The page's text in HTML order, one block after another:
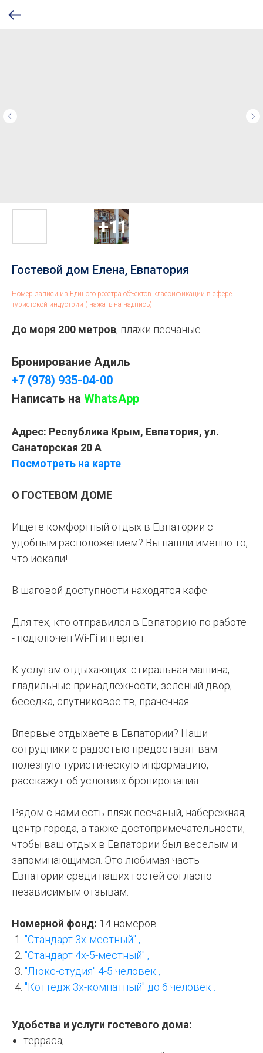
Гостевой дом Елена, Евпатория
Номер записи из Единого реестра объектов классификации в сфере
туристской индустрии ( нажать на надпись)
До моря 200 метров, пляжи песчаные.
Бронирование Адиль
+7 (978) 935-04-00
Написать на WhatsApp
Адрес: Республика Крым, Евпатория, ул.
Санаторская 20 А
Посмотреть на карте
О ГОСТЕВОМ ДОМЕ
Ищете комфортный отдых в Евпатории с
удобным расположением? Вы нашли именно то,
что искали!
В шаговой доступности находятся кафе.
Для тех, кто отправился в Евпаторию по работе
- подключен Wi-Fi интернет.
К услугам отдыхающих: стиральная машина,
гладильные принадлежности, зеленый двор,
беседка, спутниковое тв, прачечная.
Впервые отдыхаете в Евпатории? Наши
сотрудники с радостью предоставят вам
полезную туристическую информацию,
расскажут об условиях бронирования.
Рядом с нами есть пляж песчаный, набережная,
центр города, а также достопримечательности,
чтобы ваш отдых в Евпатории был веселым и
запоминающимся. Это любимая часть
Евпатории среди наших гостей согласно
независимым отзывам.
Номерной фонд: 14 номеров
"Стандарт 3х-местный" ,
"Стандарт 4х-5-местный" ,
"Люкс-студия" 4-5 человек ,
"Коттедж 3х-комнатный" до 6 человек .
Удобства и услуги гостевого дома:
терраса;